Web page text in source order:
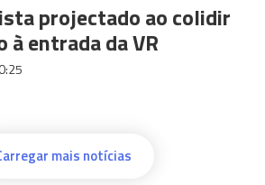
projectado ao colidir
à entrada da VR
mais notícias